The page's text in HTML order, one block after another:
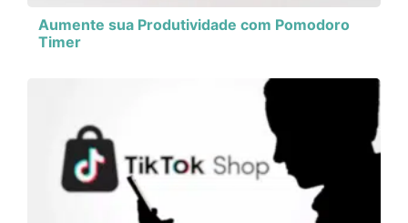
Aumente sua Produtividade com Pomodoro
Timer